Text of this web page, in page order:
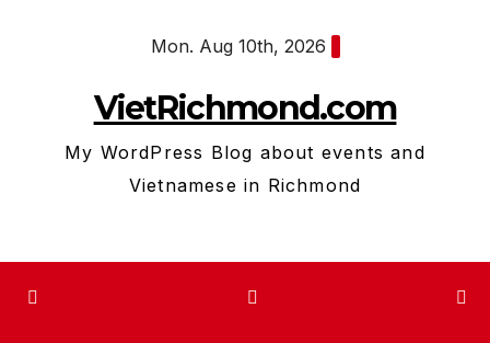
Mon. Aug 10th, 2026
VietRichmond.com
My WordPress Blog about events and
Vietnamese in Richmond